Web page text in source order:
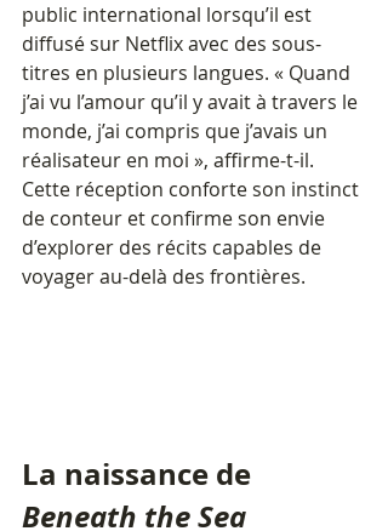
public international lorsqu’il est
diffusé sur Netflix avec des sous-
titres en plusieurs langues. « Quand
j’ai vu l’amour qu’il y avait à travers le
monde, j’ai compris que j’avais un
réalisateur en moi », affirme-t-il.
Cette réception conforte son instinct
de conteur et confirme son envie
d’explorer des récits capables de
voyager au-delà des frontières.
La naissance de
Beneath the Sea